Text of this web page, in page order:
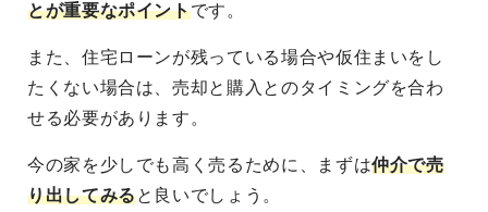
とが重要なポイントです。
また、住宅ローンが残っている場合や仮住まいをし
たくない場合は、売却と購入とのタイミングを合わ
せる必要があります。
今の家を少しでも高く売るために、まずは仲介で売
り出してみると良いでしょう。